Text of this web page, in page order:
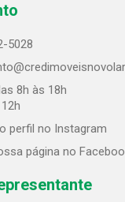
5028
8h às 18h
perfil no Instagram
página no